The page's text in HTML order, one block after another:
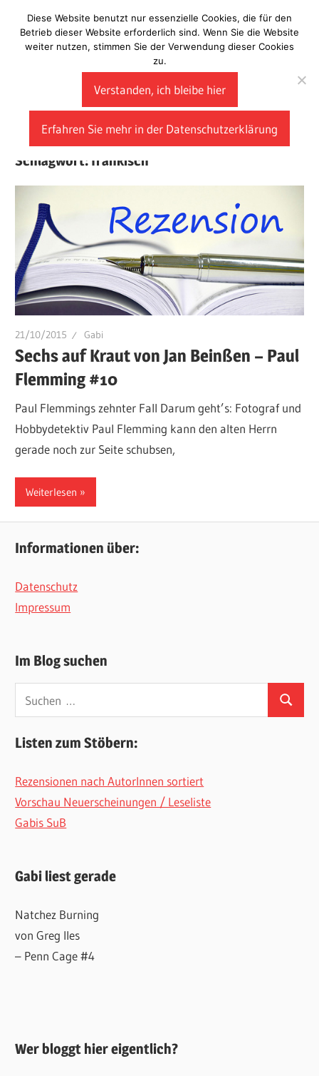
Inhalt
springen
Laberladen
Schlagwort: fränkisch
21/10/2015 Gabi
Sechs auf Kraut von Jan Beinßen – Paul
Flemming #10
Paul Flemmings zehnter Fall Darum geht’s: Fotograf und
Hobbydetektiv Paul Flemming kann den alten Herrn
gerade noch zur Seite schubsen,
Weiterlesen
Informationen über:
Datenschutz
Impressum
Im Blog suchen
nach:
Suchen
Listen zum Stöbern:
Rezensionen nach AutorInnen sortiert
Vorschau Neuerscheinungen / Leseliste
Gabis SuB
Gabi liest gerade
Natchez Burning
von Greg Iles
– Penn Cage #4
Wer bloggt hier eigentlich?
Diese Website benutzt nur essenzielle Cookies, die für den
Betrieb dieser Website erforderlich sind. Wenn Sie die Website
weiter nutzen, stimmen Sie der Verwendung dieser Cookies
zu.
Verstanden, ich bleibe hier
Erfahren Sie mehr in der Datenschutzerklärung